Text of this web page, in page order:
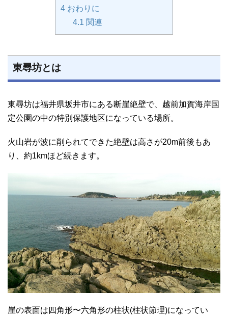
4 おわりに
4.1 関連
東尋坊とは
東尋坊は福井県坂井市にある断崖絶壁で、越前加賀海岸国
定公園の中の特別保護地区になっている場所。
火山岩が波に削られてできた絶壁は高さが20m前後もあ
り、約1kmほど続きます。
崖の表面は四角形〜六角形の柱状(柱状節理)になってい